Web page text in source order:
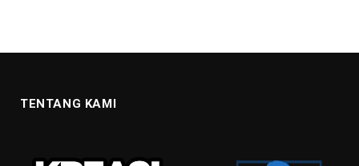
TENTANG KAMI